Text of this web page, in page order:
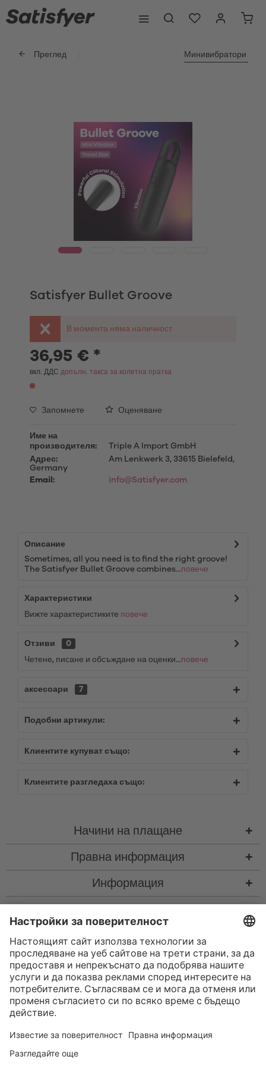
Преглед Минивибратори
Satisfyer Bullet Groove
В момента няма наличност
36,95 € *
вкл. ДДС допълн. такса за колетна пратка
Запомнете Оценяване
Име на
производителя:
Triple A Import GmbH
Адрес:
Am Lenkwerk 3, 33615 Bielefeld,
Germany
Email:
info@Satisfyer.com
Описание
Sometimes, all you need is to find the right groove!
The Satisfyer Bullet Groove combines...повече
Характеристики
Вижте характеристиките повече
Отзиви
0
Четене, писане и обсъждане на оценки...повече
аксесоари 7
Подобни артикули:
Клиентите купуват също:
Клиентите разгледаха също:
Начини на плащане
Правна информация
Информация
такса за колетна пратка и при нужда такса за наложен платеж, ако не е
посочено друго
* Словната марка и логата на Bluetooth® са регистрирани търговски
марки, собственост на Bluetooth SIG, Inc., и всяко използване на тези
марки от страна на Satisfyer GmbH е съгласно лиценз.
Apple, логото на Apple и Apple Watch са търговски марки на Apple Inc.
Google Play и логото на Google Play са търговски марки на Google LLC.